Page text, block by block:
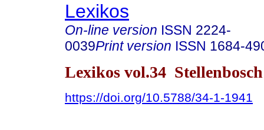
Lexikos
On-line version ISSN 2224-
0039Print version ISSN 1684-
Lexikos vol.34
https://doi.org/10.5788/34-1-1941